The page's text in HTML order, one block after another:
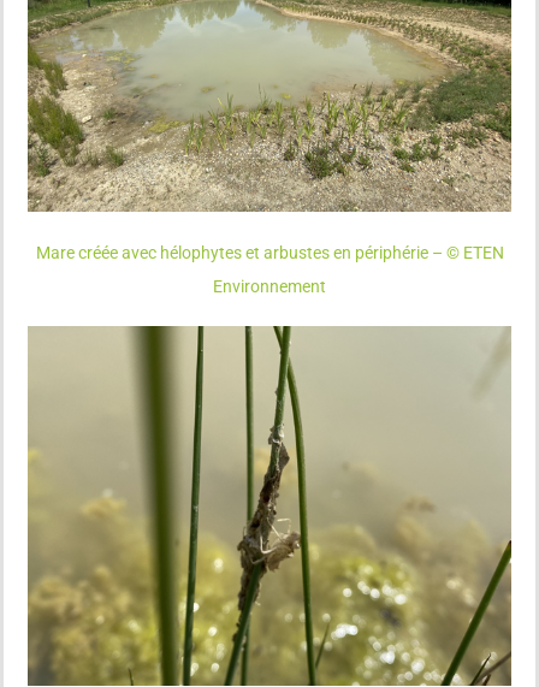
Mare créée avec hélophytes et arbustes en périphérie – © ETEN
Environnement